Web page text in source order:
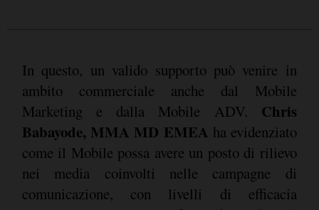
In questo, un valido supporto può venire in
ambito commerciale anche dal Mobile
Marketing e dalla Mobile ADV. Chris
Babayode, MMA MD EMEA ha evidenziato
come il Mobile possa avere un posto di rilievo
nei media coinvolti nelle campagne di
comunicazione, con livelli di efficacia